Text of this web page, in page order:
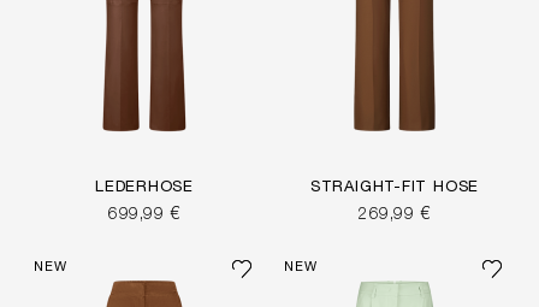
LEDERHOSE
699,99 €
STRAIGHT-FIT HOSE
269,99 €
NEW NEW